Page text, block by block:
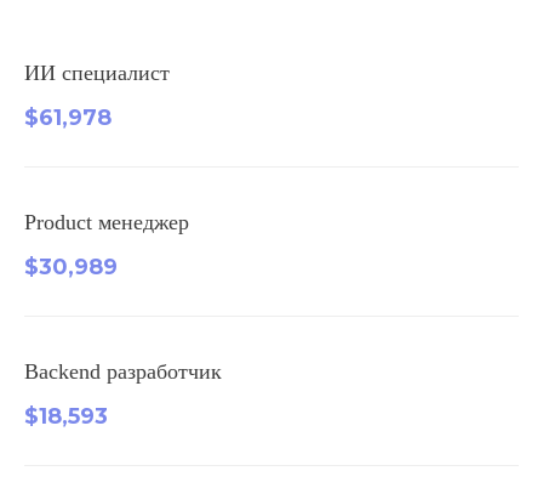
ИИ специалист
$61,978
Product менеджер
$30,989
Backend разработчик
$18,593